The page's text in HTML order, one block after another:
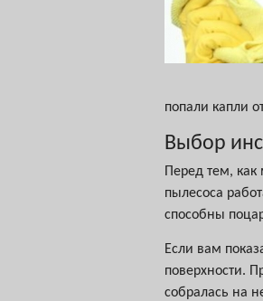
попали капли
Выбор
Перед тем,
пылесоса
способны
Если вам
поверхности.
собралась на